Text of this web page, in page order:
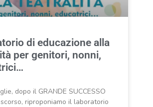
di educazione alla
per genitori, nonni,
dopo il GRANDE SUCCESSO
scorso, riproponiamo il laboratorio